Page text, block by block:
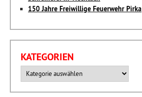
150 Jahre Freiwillige Feuerwehr Pirka
KATEGORIEN